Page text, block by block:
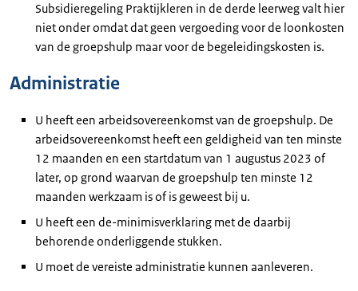
Subsidieregeling Praktijkleren in de derde leerweg valt hier
niet onder omdat dat geen vergoeding voor de loonkosten
van de groepshulp maar voor de begeleidingskosten is.
Administratie
U heeft een arbeidsovereenkomst van de groepshulp. De
arbeidsovereenkomst heeft een geldigheid van ten minste
12 maanden en een startdatum van 1 augustus 2023 of
later, op grond waarvan de groepshulp ten minste 12
maanden werkzaam is of is geweest bij u.
U heeft een de-minimisverklaring met de daarbij
behorende onderliggende stukken.
U moet de vereiste administratie kunnen aanleveren.